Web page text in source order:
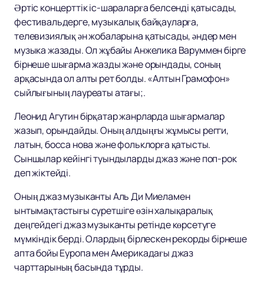
Әртіс концерттік іс-шараларға белсенді қатысады,
фестивальдерге, музыкалық байқауларға,
телевизиялық ән жобаларына қатысады, әндер мен
музыка жазады. Ол жұбайы Анжелика Варуммен бірге
бірнеше шығарма жазды және орындады, соның
арқасында ол алты рет болды. «Алтын Грамофон»
сыйлығының лауреаты атағы;.
Леонид Агутин бірқатар жанрларда шығармалар
жазып, орындайды. Оның алдыңғы жұмысы регги,
латын, босса нова және фольклорға қатысты.
Сыншылар кейінгі туындыларды джаз және поп-рок
деп жіктейді.
Оның джаз музыканты Аль Ди Миеламен
ынтымақтастығы суретшіге өзін халықаралық
деңгейдегі джаз музыканты ретінде көрсетуге
мүмкіндік берді. Олардың бірлескен рекорды бірнеше
апта бойы Еуропа мен Америкадағы джаз
чарттарының басында тұрды.